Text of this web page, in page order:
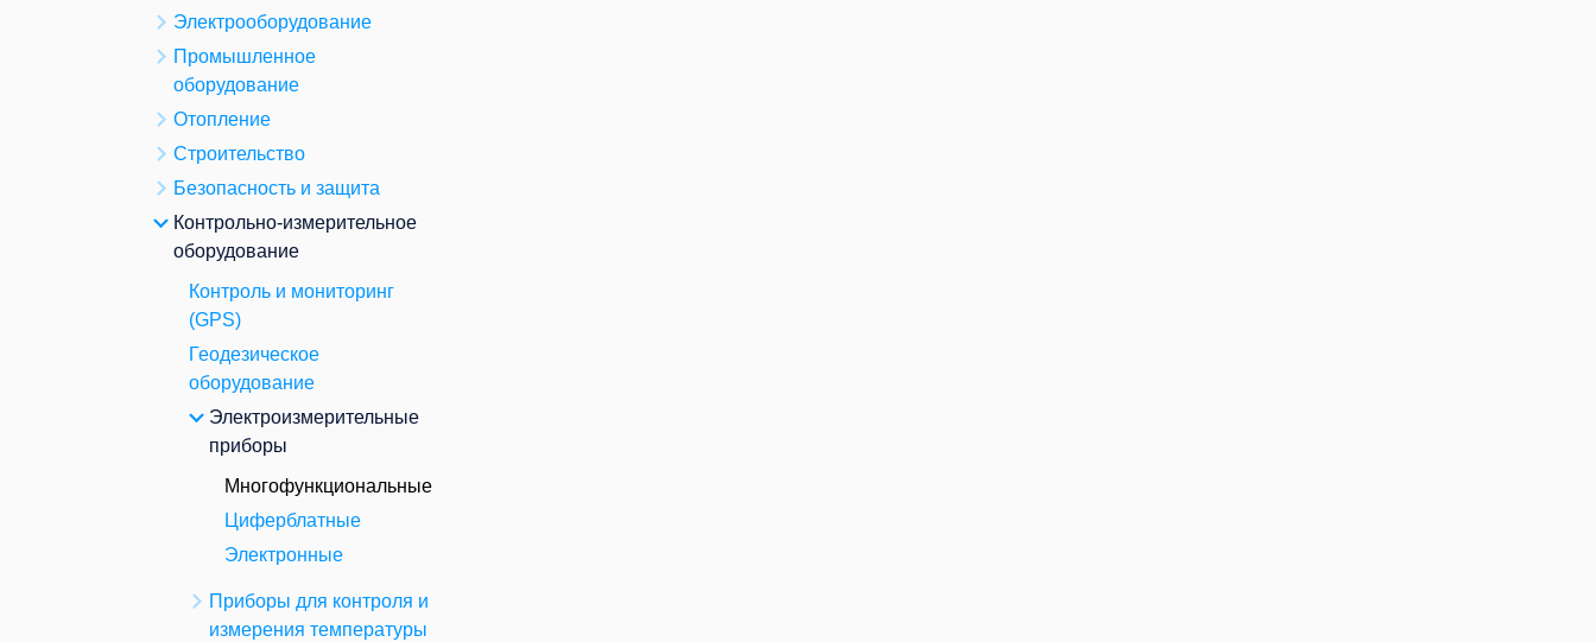
Электрооборудование
Промышленное
оборудование
Отопление
Строительство
Безопасность и защита
Контрольно-измерительное
оборудование
Контроль и мониторинг
(GPS)
Геодезическое
оборудование
Электроизмерительные
приборы
Многофункциональные
Циферблатные
Электронные
Приборы для контроля и
измерения температуры